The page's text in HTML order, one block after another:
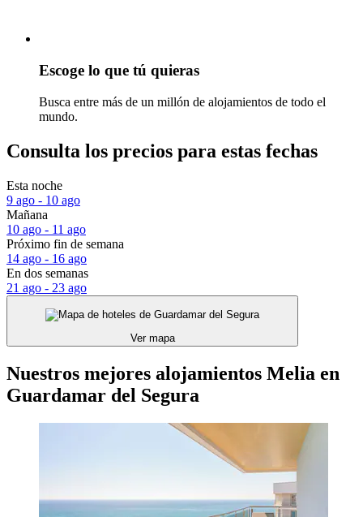
Escoge lo que tú quieras
Busca entre más de un millón de alojamientos de todo el
mundo.
Consulta los precios para estas fechas
Esta noche
9 ago - 10 ago
Mañana
10 ago - 11 ago
Próximo fin de semana
14 ago - 16 ago
En dos semanas
21 ago - 23 ago
Ver mapa
Nuestros mejores alojamientos Melia en
Guardamar del Segura